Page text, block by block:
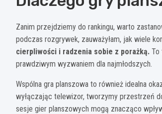
Zanim przejdziemy do rankingu, warto
podczas rozgrywek, zauważyłam, jak wiele
cierpliwości i radzenia sobie z porażką. To
prawdziwym wyzwaniem dla najmłodszych.
Wspólna gra planszowa to również idealna
wyłączając telewizor, tworzymy przestrzeń
sesje gier planszowych mogą znacząco